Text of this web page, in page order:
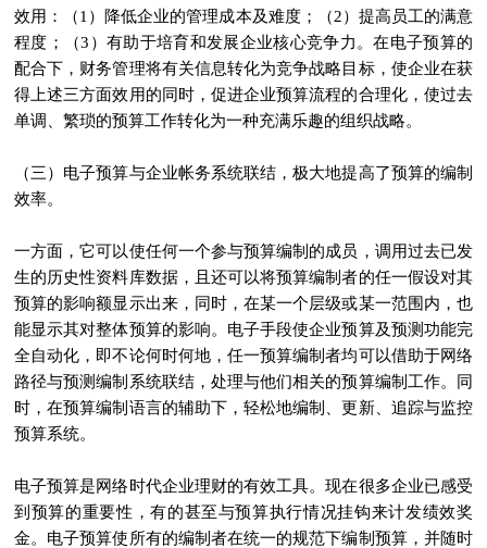
效用：（1）降低企业的管理成本及难度；（2）提高员工的满意
程度；（3）有助于培育和发展企业核心竞争力。在电子预算的
配合下，财务管理将有关信息转化为竞争战略目标，使企业在获
得上述三方面效用的同时，促进企业预算流程的合理化，使过去
单调、繁琐的预算工作转化为一种充满乐趣的组织战略。
（三）电子预算与企业帐务系统联结，极大地提高了预算的编制
效率。
一方面，它可以使任何一个参与预算编制的成员，调用过去已发
生的历史性资料库数据，且还可以将预算编制者的任一假设对其
预算的影响额显示出来，同时，在某一个层级或某一范围内，也
能显示其对整体预算的影响。电子手段使企业预算及预测功能完
全自动化，即不论何时何地，任一预算编制者均可以借助于网络
路径与预测编制系统联结，处理与他们相关的预算编制工作。同
时，在预算编制语言的辅助下，轻松地编制、更新、追踪与监控
预算系统。
电子预算是网络时代企业理财的有效工具。现在很多企业已感受
到预算的重要性，有的甚至与预算执行情况挂钩来计发绩效奖
金。电子预算使所有的编制者在统一的规范下编制预算，并随时